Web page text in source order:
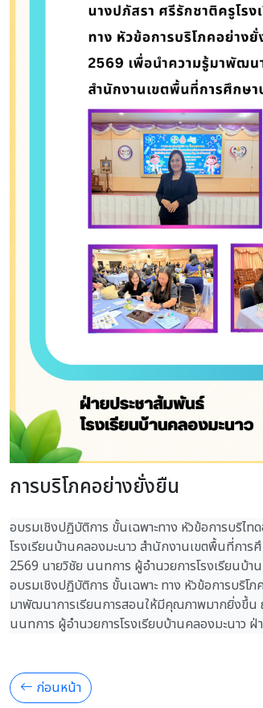
การบริโภคอย่างยั่งยืน
อบรมเชิงปฏิบัติการ ขั้นเฉพาะทาง หัวข้อการบริไ
โรงเรียนบ้านคลองมะนาว สำนักงานเขตพื้นที่กา
2569 นายวิชัย นนทการ ผู้อำนวยการโรงเรียนบ้า
อบรมเชิงปฏิบัติการ ขั้นเฉพาะ ทาง หัวข้อการบริ
มาพัฒนาการเรียนการสอนให้มีคุณภาพมากยิ่งขึ้น
นนทการ ผู้อำนวยการโรงเรียบบ้านคลองมะนาว
ก่อนหน้า